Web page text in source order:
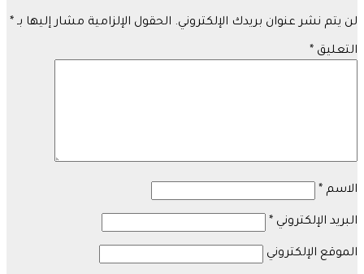
لن يتم نشر عنوان بريدك الإلكتروني. الحقول الإلزامية مشار إليها بـ *
التعليق *
الاسم *
البريد الإلكتروني *
الموقع الإلكتروني